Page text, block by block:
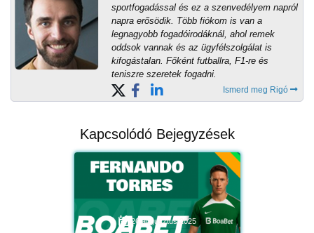
sportfogadással és ez a szenvedélyem napról
napra erősödik. Több fiókom is van a
legnagyobb fogadóirodáknál, ahol remek
oddsok vannak és az ügyfélszolgálat is
kifogástalan. Főként futballra, F1-re és
teniszre szeretek fogadni.
Ismerd meg Rigó
Kapcsolódó Bejegyzések
26 augusztus 2025